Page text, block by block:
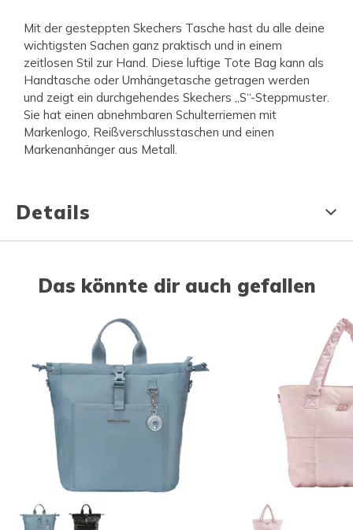
Mit der gesteppten Skechers Tasche hast du alle deine
wichtigsten Sachen ganz praktisch und in einem
zeitlosen Stil zur Hand. Diese luftige Tote Bag kann als
Handtasche oder Umhängetasche getragen werden
und zeigt ein durchgehendes Skechers „S“-Steppmuster.
Sie hat einen abnehmbaren Schulterriemen mit
Markenlogo, Reißverschlusstaschen und einen
Markenanhänger aus Metall.
Details
Das könnte dir auch gefallen